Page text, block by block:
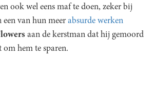
ook wel eens maf te doen, zeker bij
van hun meer absurde werken
aan de kerstman dat hij gemoord
om hem te sparen.